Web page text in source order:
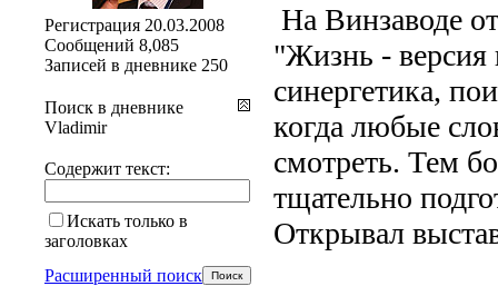
На Винзаводе
"Жизнь - версия
синергетика,
когда любые
смотреть. Тем
тщательно
Открывал
Регистрация 20.03.2008
Сообщений 8,085
Записей в дневнике 250
Поиск в дневнике
Vladimir
Содержит текст:
Искать только в
заголовках
Расширенный поиск